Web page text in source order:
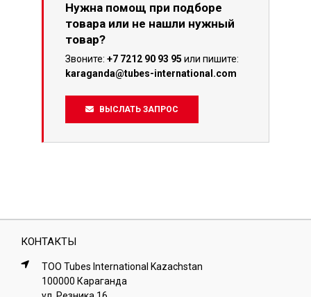
Нужна помощ при подборе
товара или не нашли нужный
товар?
Звоните: +7 7212 90 93 95 или пишите:
karaganda@tubes-international.com
ВЫСЛАТЬ ЗАПРОС
КОНТАКТЫ
ТОО Tubes International Kazachstan
100000 Караганда